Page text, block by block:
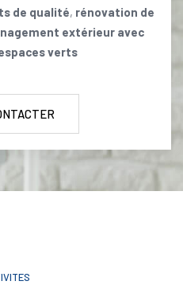
de qualité, rénovation de
extérieur avec
verts